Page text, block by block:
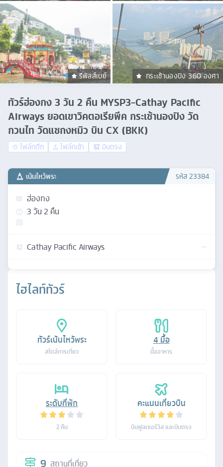
รีพัลส์เบย์ กระเช้านองปิง 360 องศา
ทัวร์ฮ่องกง 3 วัน 2 คืน MYSP3-Cathay Pacific
Airways ยอดเขาวิคตอเรียพีค กระเช้านองปิง วัด
กวนไท วัดแชกงหมิว บิน CX (BKK)
ไฟล์ทดึก ไฟล์ทเช้า บินตรง
ไฮไลท์ทัวร์
ทัวร์เน้นไหว้พระ
สไตล์การเที่ยว
4 มื้อ
มื้ออาหาร
ระดับที่พัก
2คืน
คะแนนเที่ยวบิน
บินฟูลเซอร์วิส และบินตรง
9 สถานที่เที่ยว
เน้นไหว้พระ รหัส23384
ฮ่องกง
3วัน2 คืน
Cathay Pacific Airways